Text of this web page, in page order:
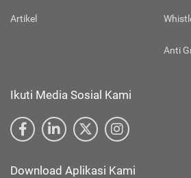
Artikel
Anti
Ikuti Media Sosial Kami
Download Aplikasi Kami